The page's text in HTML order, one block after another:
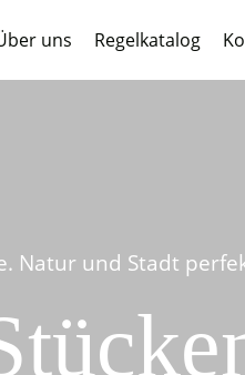
uns Regelkatalog
Natur und Stadt